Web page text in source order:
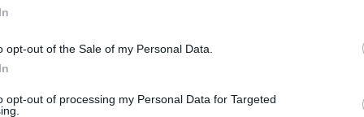
opt-out of the Sale of my Personal Data.
opt-out of processing my Personal Data for Targeted